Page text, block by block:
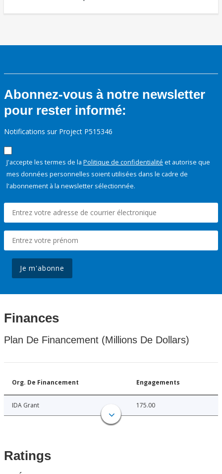
Abonnez-vous à notre newsletter
pour rester informé:
Notifications sur Project P515346
J'accepte les termes de la Politique de confidentialité et autorise que
mes données personnelles soient utilisées dans le cadre de
l'abonnement à la newsletter sélectionnée.
Je m'abonne
Finances
Plan De Financement (Millions De Dollars)
Org. De Financement Engagements
IDA Grant 175.00
Ratings